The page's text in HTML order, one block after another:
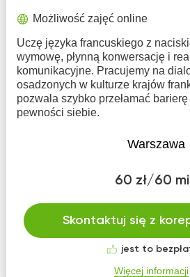
Możliwość zajęć online
Uczę języka francuskiego z
wymowę, płynną konwersację i
komunikacyjne. Pracujemy na
osadzonych w kulturze krajów
pozwala szybko przełamać
pewności siebie.
Warszawa
60 zł/60
Skontaktuj się z
jest to
Więcej informacji